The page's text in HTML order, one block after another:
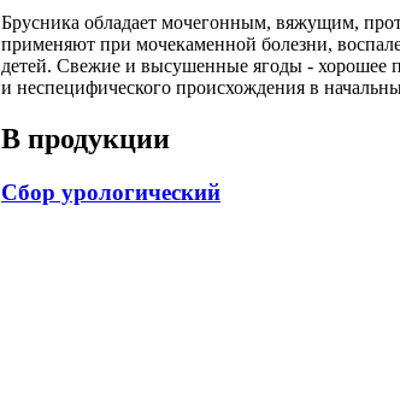
Брусника обладает мочегонным, вяжущим,
применяют при мочекаменной болезни,
детей. Свежие и высушенные ягоды - хорошее
и неспецифического происхождения в
В продукции
Сбор урологический